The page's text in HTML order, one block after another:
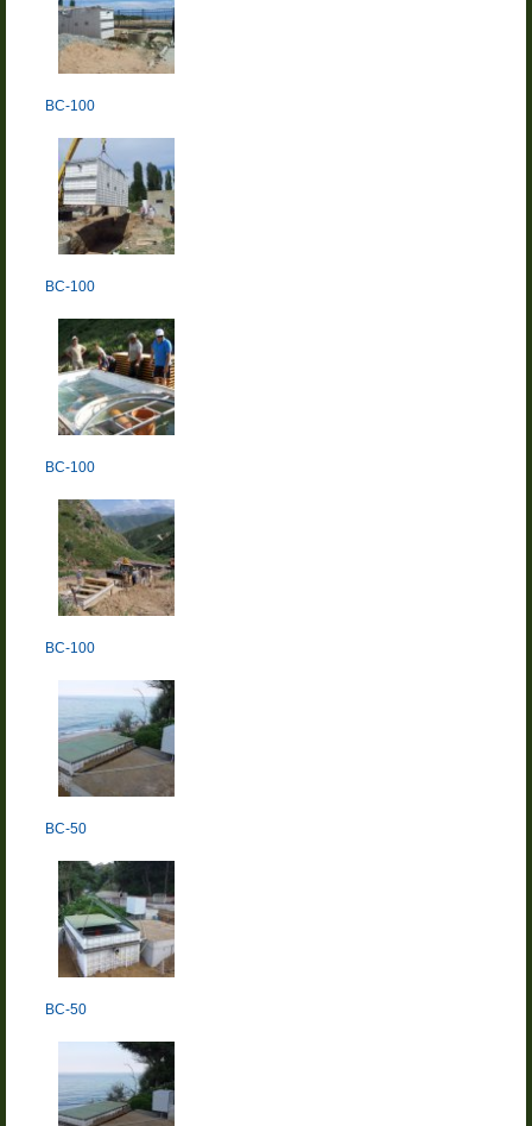
BC-100
BC-100
BC-100
BC-100
BC-50
BC-50